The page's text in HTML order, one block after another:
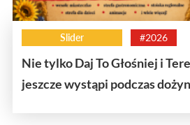
Slider #2026
Nie tylko Daj To Głośniej i
jeszcze wystąpi podczas